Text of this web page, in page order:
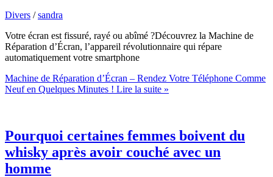
Divers /sandra
Votre écran est fissuré, rayé ou abîmé ?Découvrez la Machine de
Réparation d’Écran, l’appareil révolutionnaire qui répare
automatiquement votre smartphone
Machine de Réparation d’Écran – Rendez Votre Téléphone Comme
Neuf en Quelques Minutes ! Lire la suite »
Pourquoi certaines femmes boivent du
whisky après avoir couché avec un
homme